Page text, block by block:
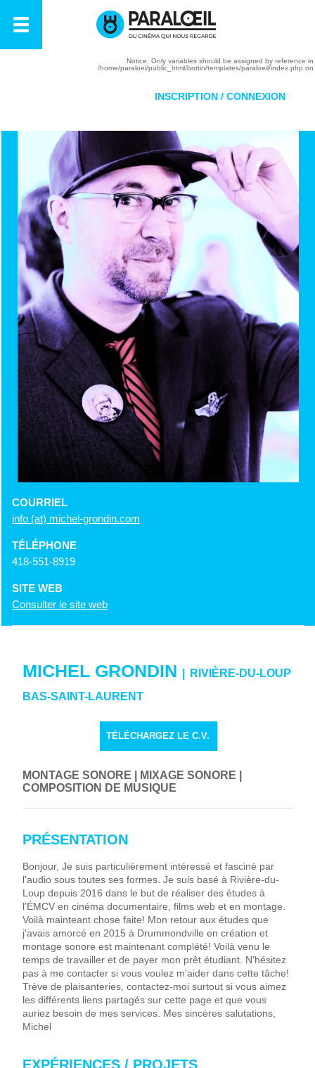
Notice: Only variables should be assigned by reference in
/home/paraloei/public_html/bottin/templates/paraloeil/index.php
INSCRIPTION / CONNEXION
Warning
: Undefined variable $safeurlparams in
/home/paraloei/public_html/bottin/components/com_bottin/
RETOUR À LA LISTE
COURRIEL
info (at) michel-grondin.com
TÉLÉPHONE
418-551-8919
SITE WEB
Consulter le site web
MICHEL GRONDIN
RIVIÈRE-DU-LOUP
BAS-SAINT-LAURENT
TÉLÉCHARGEZ LE C.V.
MONTAGE SONORE
MIXAGE SONORE
COMPOSITION DE MUSIQUE
PRÉSENTATION
Bonjour, Je suis particulièrement intéressé et fasciné par
l'audio sous toutes ses formes. Je suis basé à Rivière-du-
Loup depuis 2016 dans le but de réaliser des études à
l'ÉMCV en cinéma documentaire, films web et en montage.
Voilà mainteant chose faite! Mon retour aux études que
j'avais amorcé en 2015 à Drummondville en création et
montage sonore est maintenant complété! Voilà venu le
temps de travailler et de payer mon prêt étudiant. N'hésitez
pas à me contacter si vous voulez m'aider dans cette tâche!
Trève de plaisanteries, contactez-moi surtout si vous aimez
les différents liens partagés sur cette page et que vous
auriez besoin de mes services. Mes sincères salutations,
Michel
EXPÉRIENCES / PROJETS